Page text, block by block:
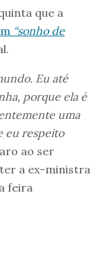
que a
“sonho de
Eu até
porque ela é
uma
eu respeito
ao ser
a ex-ministra
feira